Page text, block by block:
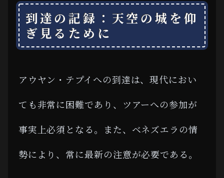
到達の記録：天空の城を仰
ぎ見るために
アウヤン・テプイへの到達は、現代におい
ても非常に困難であり、ツアーへの参加が
事実上必須となる。また、ベネズエラの情
勢により、常に最新の注意が必要である。